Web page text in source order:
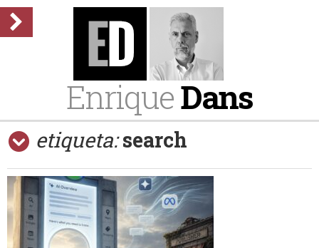
EnriqueDans
etiqueta: search